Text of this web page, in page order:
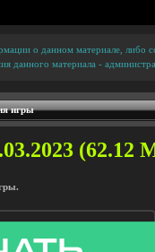
о данном материале, либо
данного материала -
игры
(62.12